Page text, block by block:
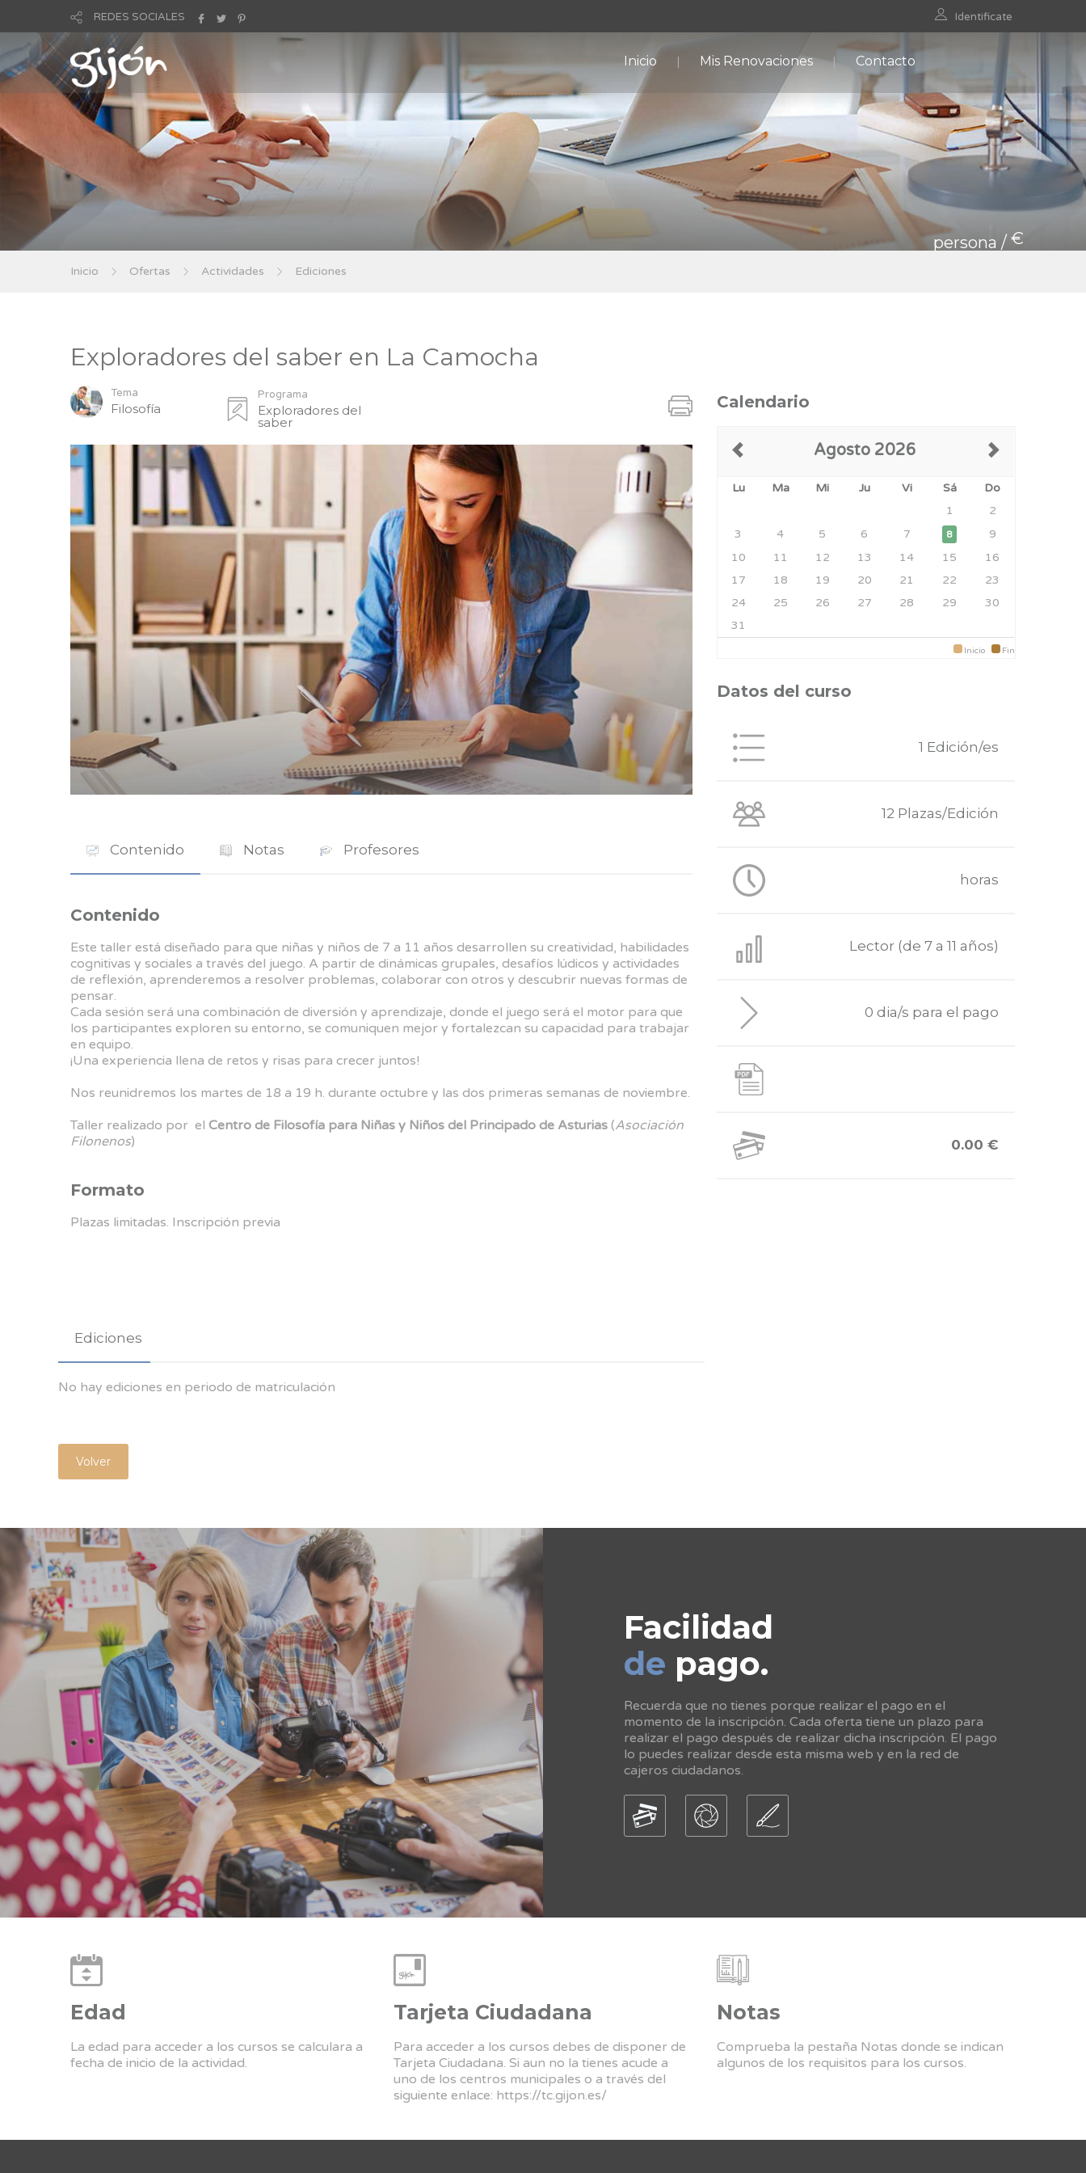
REDES SOCIALES Identificate
Inicio Mis Renovaciones Contacto
persona / €
Inicio Ofertas Actividades Ediciones
Exploradores del saber en La Camocha
Tema
Filosofía
Programa
Exploradores del
saber
Contenido Notas Profesores
Contenido
Este taller está diseñado para que niñas y niños de 7 a 11 años desarrollen su creatividad, habilidades
cognitivas y sociales a través del juego. A partir de dinámicas grupales, desafíos lúdicos y actividades
de reflexión, aprenderemos a resolver problemas, colaborar con otros y descubrir nuevas formas de
pensar.
Cada sesión será una combinación de diversión y aprendizaje, donde el juego será el motor para que
los participantes exploren su entorno, se comuniquen mejor y fortalezcan su capacidad para trabajar
en equipo.
¡Una experiencia llena de retos y risas para crecer juntos!
Nos reunidremos los martes de 18 a 19 h. durante octubre y las dos primeras semanas de noviembre.
Taller realizado por el Centro de Filosofía para Niñas y Niños del Principado de Asturias (Asociación
Filonenos)
Formato
Plazas limitadas. Inscripción previa
Ediciones
No hay ediciones en periodo de matriculación
Calendario
Agosto 2026
Lu Ma Mi Ju Vi Sá
Do
1
2
3
4 5 6 7 8
9
10
11 12 13 14 15
16
17
18 19 20 21 22
23
24
25 26 27 28 29
30
31
Inicio Fin
Datos del curso
1 Edición/es
12 Plazas/Edición
horas
Lector (de 7 a 11 años)
0 dia/s para el pago
0.00 €
Volver
Facilidad
de pago.
Recuerda que no tienes porque realizar el pago en el
momento de la inscripción. Cada oferta tiene un plazo para
realizar el pago después de realizar dicha inscripción. El pago
lo puedes realizar desde esta misma web y en la red de
cajeros ciudadanos.
Edad
La edad para acceder a los cursos se calculara a
fecha de inicio de la actividad.
Tarjeta Ciudadana
Para acceder a los cursos debes de disponer de
Tarjeta Ciudadana. Si aun no la tienes acude a
uno de los centros municipales o a través del
siguiente enlace: https://tc.gijon.es/
Notas
Comprueba la pestaña Notas donde se indican
algunos de los requisitos para los cursos.